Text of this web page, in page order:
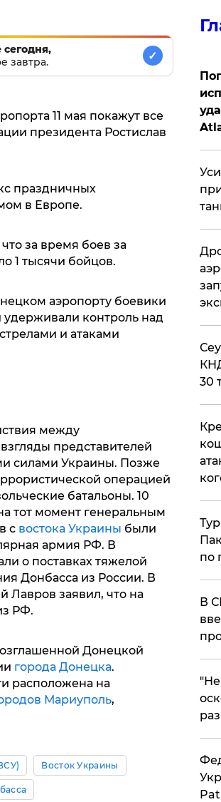
завтра.
✓
11 мая покажут все
президента Ростислав
праздничных
в Европе.
за время боев за
1 тысячи бойцов.
аэропорту боевики
удерживали контроль над
и атаками
между
представителей
силами Украины. Позже
операцией
батальоны. 10
тот момент генеральным
с востока Украины были
армия РФ. В
о поставках тяжелой
Донбасса из России. В
Лавров заявил, что на
РФ.
Донецкой
города Донецка.
расположена на
Мариуполь,
Восток Украины
30
по
В